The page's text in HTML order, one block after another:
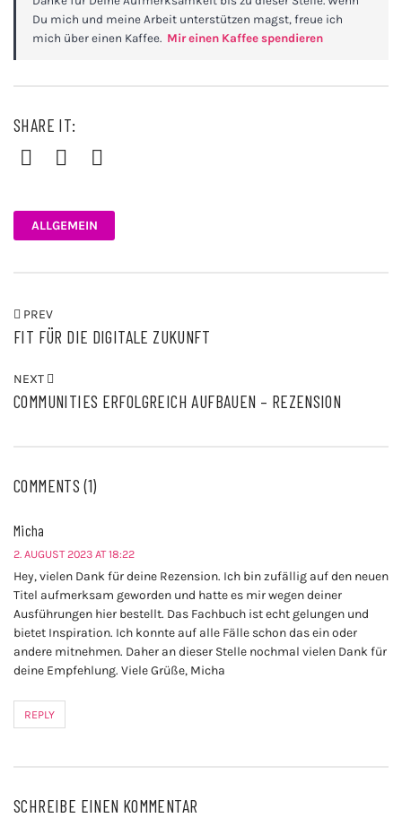
Du mich und meine Arbeit unterstützen magst, freue ich
mich über einen Kaffee. Mir einen Kaffee spendieren
SHARE IT:
FacebookTwitterPinterest
ALLGEMEIN
PREV
FIT FÜR DIE DIGITALE ZUKUNFT
NEXT
COMMUNITIES ERFOLGREICH AUFBAUEN – REZENSION
COMMENTS (1)
Micha
2. AUGUST 2023 AT 18:22
Hey, vielen Dank für deine Rezension. Ich bin zufällig auf den neuen
Titel aufmerksam geworden und hatte es mir wegen deiner
Ausführungen hier bestellt. Das Fachbuch ist echt gelungen und
bietet Inspiration. Ich konnte auf alle Fälle schon das ein oder
andere mitnehmen. Daher an dieser Stelle nochmal vielen Dank für
deine Empfehlung. Viele Grüße, Micha
REPLY
SCHREIBE EINEN KOMMENTAR